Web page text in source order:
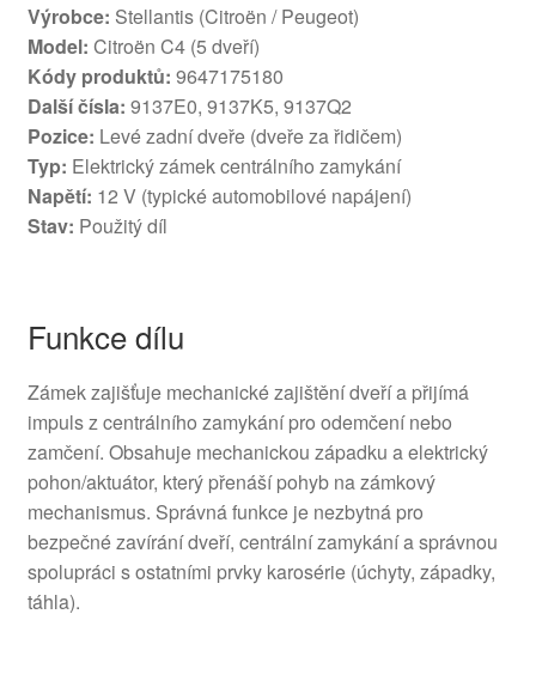
Výrobce: Stellantis (Citroën / Peugeot)
Model: Citroën C4 (5 dveří)
Kódy produktů: 9647175180
Další čísla: 9137E0, 9137K5, 9137Q2
Pozice: Levé zadní dveře (dveře za řidičem)
Typ: Elektrický zámek centrálního zamykání
Napětí: 12 V (typické automobilové napájení)
Stav: Použitý díl
Funkce dílu
Zámek zajišťuje mechanické zajištění dveří a přijímá
impuls z centrálního zamykání pro odemčení nebo
zamčení. Obsahuje mechanickou západku a elektrický
pohon/aktuátor, který přenáší pohyb na zámkový
mechanismus. Správná funkce je nezbytná pro
bezpečné zavírání dveří, centrální zamykání a správnou
spolupráci s ostatními prvky karosérie (úchyty, západky,
táhla).